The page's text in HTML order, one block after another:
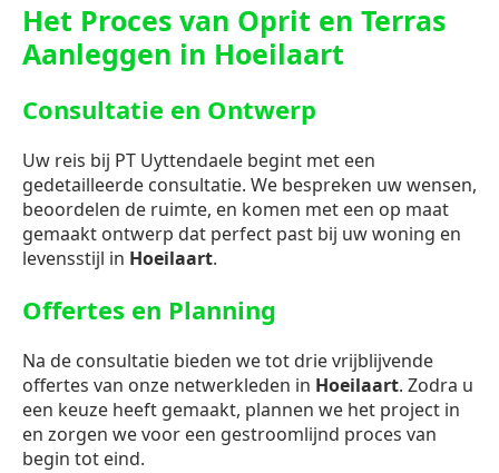
Het Proces van Oprit en Terras
Aanleggen in Hoeilaart
Consultatie en Ontwerp
Uw reis bij PT Uyttendaele begint met een
gedetailleerde consultatie. We bespreken uw wensen,
beoordelen de ruimte, en komen met een op maat
gemaakt ontwerp dat perfect past bij uw woning en
levensstijl in Hoeilaart.
Offertes en Planning
Na de consultatie bieden we tot drie vrijblijvende
offertes van onze netwerkleden in Hoeilaart. Zodra u
een keuze heeft gemaakt, plannen we het project in
en zorgen we voor een gestroomlijnd proces van
begin tot eind.